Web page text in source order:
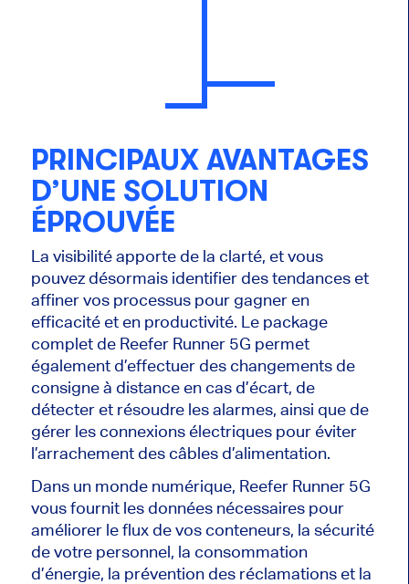
PRINCIPAUX AVANTAGES
D’UNE SOLUTION
ÉPROUVÉE
La visibilité apporte de la clarté, et vous
pouvez désormais identifier des tendances et
affiner vos processus pour gagner en
efficacité et en productivité. Le package
complet de Reefer Runner 5G permet
également d’effectuer des changements de
consigne à distance en cas d’écart, de
détecter et résoudre les alarmes, ainsi que de
gérer les connexions électriques pour éviter
l’arrachement des câbles d’alimentation.
Dans un monde numérique, Reefer Runner 5G
vous fournit les données nécessaires pour
améliorer le flux de vos conteneurs, la sécurité
de votre personnel, la consommation
d’énergie, la prévention des réclamations et la